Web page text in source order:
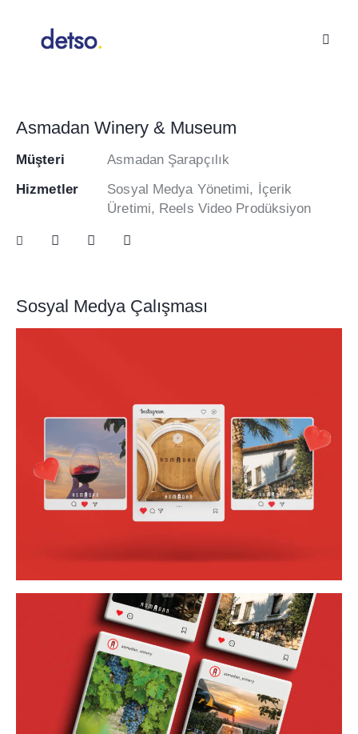
Asmadan Winery & Museum
Müşteri
Asmadan Şarapçılık
Hizmetler
Sosyal Medya Yönetimi, İçerik
Üretimi, Reels Video Prodüksiyon
Sosyal Medya Çalışması